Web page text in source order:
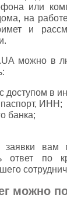
или
на
и
можно в
доступом в
ИНН;
банка;
заявки вам
ответ по
можно